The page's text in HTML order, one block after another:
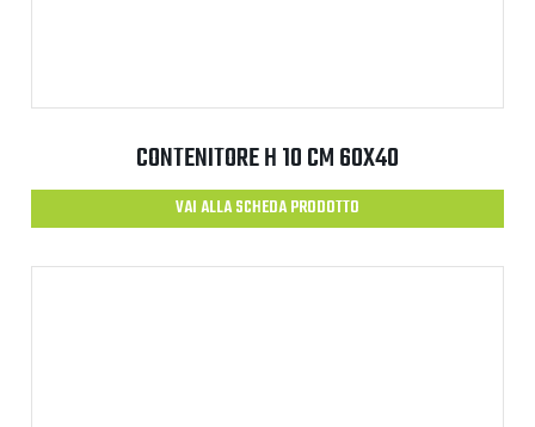
CONTENITORE H 10 CM 60X40
VAI ALLA SCHEDA PRODOTTO